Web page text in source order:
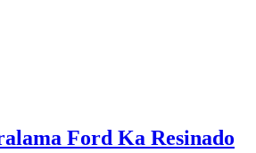
Ford Ka Resinado